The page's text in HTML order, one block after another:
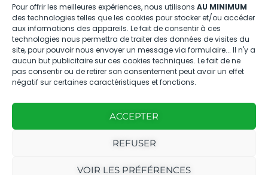
Pour offrir les meilleures expériences, nous utilisons AU MINIMUM
des technologies telles que les cookies pour stocker et/ou accéder
aux informations des appareils. Le fait de consentir à ces
technologies nous permettra de traiter des données de visites du
site, pour pouvoir nous envoyer un message via formulaire... Il n'y a
aucun but publicitaire sur ces cookies techniques. Le fait de ne
pas consentir ou de retirer son consentement peut avoir un effet
négatif sur certaines caractéristiques et fonctions.
ACCEPTER
REFUSER
VOIR LES PRÉFÉRENCES
04.88.08.75.28
contactBT@bleu-tomate.fr
Kit média
Kit média Bleu Tomate
Nous suivre